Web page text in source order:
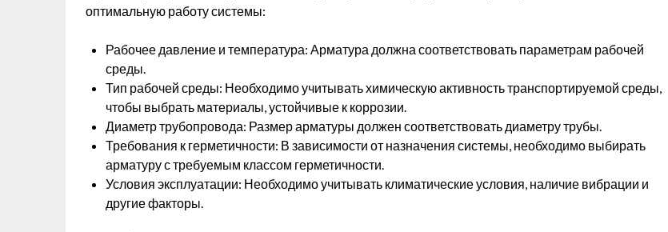
оптимальную работу системы:
Рабочее давление и температура: Арматура должна соответствовать параметрам рабочей
среды.
Тип рабочей среды: Необходимо учитывать химическую активность транспортируемой среды,
чтобы выбрать материалы, устойчивые к коррозии.
Диаметр трубопровода: Размер арматуры должен соответствовать диаметру трубы.
Требования к герметичности: В зависимости от назначения системы, необходимо выбирать
арматуру с требуемым классом герметичности.
Условия эксплуатации: Необходимо учитывать климатические условия, наличие вибрации и
другие факторы.